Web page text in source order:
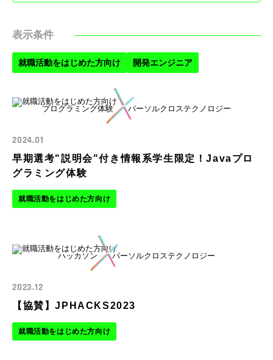
就職活動をはじめた方向け
パーソルクロステクノロジーの仕事・
制御ソフト開発エンジニア
実験・認証エンジニア
開発エンジニア
インフラエンジニア
営業・キャリアアドバイザー・バックオフィス
表示条件
就職活動をはじめた方向け 開発エンジニア
プログラミング体験 パーソルクロステクノロジー
2024.01
早期選考"説明会"付き情報系学生限定！Javaプロ
グラミング体験
就職活動をはじめた方向け
ハッカソン パーソルクロステクノロジー
2023.12
【協賛】JPHACKS2023
就職活動をはじめた方向け